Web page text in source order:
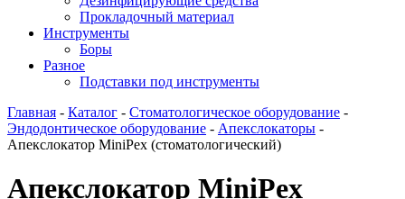
Прокладочный материал
Инструменты
Боры
Разное
Подставки под инструменты
Главная - Каталог - Стоматологическое оборудование -
Эндодонтическое оборудование - Апекслокаторы -
Апекслокатор MiniPex (стоматологический)
Апекслокатор MiniPex